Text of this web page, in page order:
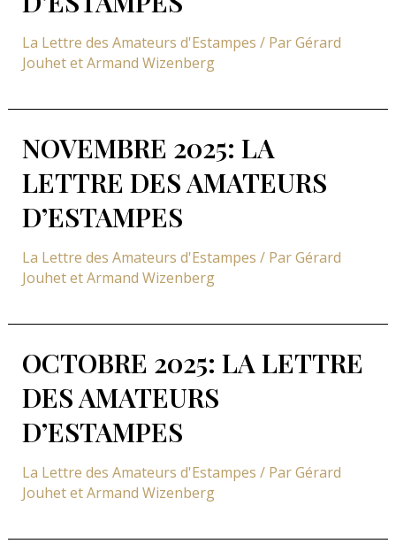
La Lettre des Amateurs d'Estampes / ParGérard
Jouhet et Armand Wizenberg
NOVEMBRE 2025: LA
LETTRE DES AMATEURS
D’ESTAMPES
La Lettre des Amateurs d'Estampes / ParGérard
Jouhet et Armand Wizenberg
OCTOBRE 2025: LA LETTRE
DES AMATEURS
D’ESTAMPES
La Lettre des Amateurs d'Estampes / ParGérard
Jouhet et Armand Wizenberg